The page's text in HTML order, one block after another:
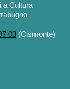
a Cultura
03 (Cismonte)